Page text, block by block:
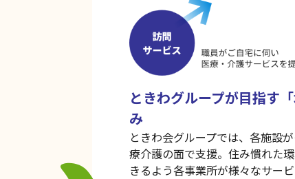
ときわグループが目指す
み
ときわ会グループでは、各施設
療介護の面で支援。住み慣れた
きるよう各事業所が様々なサー